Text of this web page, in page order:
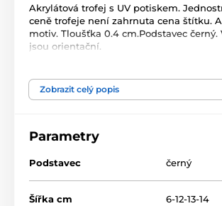
Akrylátová trofej s UV potiskem.
ceně trofeje není zahrnuta cena štítku.
motiv. Tloušťka 0.4 cm.Podstavec černý.
jsou orientační.
Produkt je zařazen v kategoriích
Zobrazit celý popis
Parametry
Podstavec černý
Šířka cm 6-12-13-14